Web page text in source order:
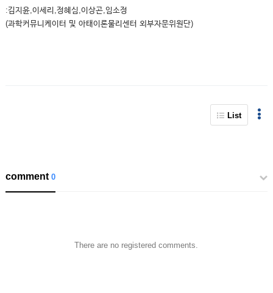
:김지윤,이세리,정혜심,이상곤,임소정
(과학커뮤니케이터 및 아태이론물리센터 외부자문위원단)
List
comment0
There are no registered comments.